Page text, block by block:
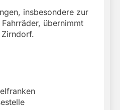
insbesondere zur
übernimmt